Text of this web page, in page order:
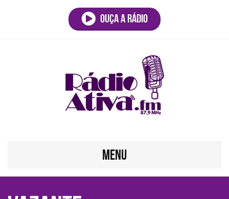
Ouça a rádio
MENU